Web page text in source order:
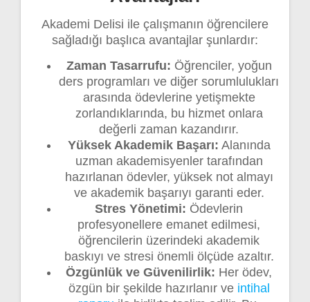
Akademi Delisi ile çalışmanın öğrencilere
sağladığı başlıca avantajlar şunlardır:
Zaman Tasarrufu: Öğrenciler, yoğun
ders programları ve diğer sorumlulukları
arasında ödevlerine yetişmekte
zorlandıklarında, bu hizmet onlara
değerli zaman kazandırır.
Yüksek Akademik Başarı: Alanında
uzman akademisyenler tarafından
hazırlanan ödevler, yüksek not almayı
ve akademik başarıyı garanti eder.
Stres Yönetimi: Ödevlerin
profesyonellere emanet edilmesi,
öğrencilerin üzerindeki akademik
baskıyı ve stresi önemli ölçüde azaltır.
Özgünlük ve Güvenilirlik: Her ödev,
özgün bir şekilde hazırlanır ve intihal